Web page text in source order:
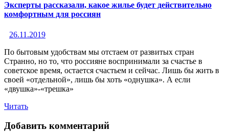
Эксперты рассказали, какое жилье будет действительно
комфортным для россиян
26.11.2019
По бытовым удобствам мы отстаем от развитых стран
Странно, но то, что россияне воспринимали за счастье в
советское время, остается счастьем и сейчас. Лишь бы жить в
своей «отдельной», лишь бы хоть «однушка». А если
«двушка»-«трешка»
Читать
Добавить комментарий